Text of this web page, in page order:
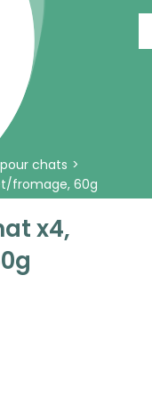
chats
fromage, 60g
x4,